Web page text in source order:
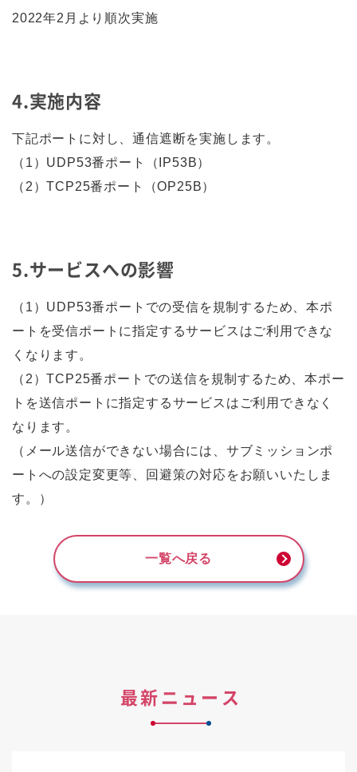
2022年2月より順次実施
4.実施内容
下記ポートに対し、通信遮断を実施します。
（1）UDP53番ポート（IP53B）
（2）TCP25番ポート（OP25B）
5.サービスへの影響
（1）UDP53番ポートでの受信を規制するため、本ポ
ートを受信ポートに指定するサービスはご利用できな
くなります。
（2）TCP25番ポートでの送信を規制するため、本ポー
トを送信ポートに指定するサービスはご利用できなく
なります。
（メール送信ができない場合には、サブミッションポ
ートへの設定変更等、回避策の対応をお願いいたしま
す。）
一覧へ戻る
最新ニュース